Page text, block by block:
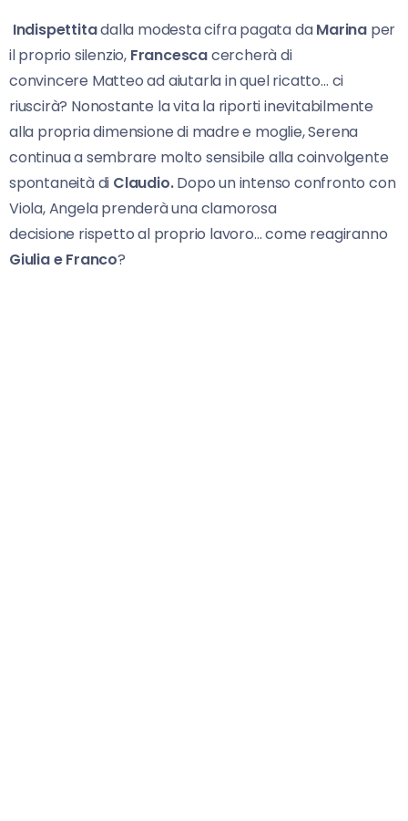
Indispettitadalla modesta cifra pagata daMarina per
il proprio silenzio, Francescacercherà di
convincere Matteo ad aiutarla in quel ricatto… ci
riuscirà? Nonostante la vita la riporti inevitabilmente
alla propria dimensione di madre e moglie, Serena
continua a sembrare molto sensibile alla coinvolgente
spontaneità di Claudio.Dopo un intenso confronto con
Viola, Angela prenderà una clamorosa
decisione rispetto al proprio lavoro… come reagiranno
Giulia e Franco?